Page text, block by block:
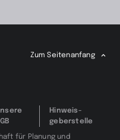
Zum Seitenanfang
Hinweis­
geberstelle
für Planung und